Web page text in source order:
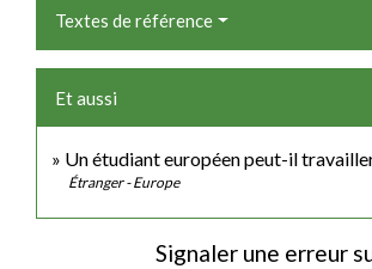
Textes de référence
Et aussi
Un étudiant européen peut-il
Étranger - Europe
Signaler une erreur